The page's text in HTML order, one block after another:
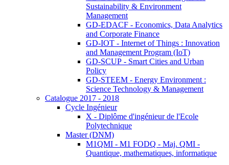
Sustainability & Environment
Management
GD-EDACF - Economics, Data Analytics
and Corporate Finance
GD-IOT - Internet of Things : Innovation
and Management Program (IoT)
GD-SCUP - Smart Cities and Urban
Policy
GD-STEEM - Energy Environment :
Science Technology & Management
Catalogue 2017 - 2018
Cycle Ingénieur
X - Diplôme d'ingénieur de l'Ecole
Polytechnique
Master (DNM)
M1QMI - M1 FODQ - Maj. QMI -
Quantique, mathematiques, informatique